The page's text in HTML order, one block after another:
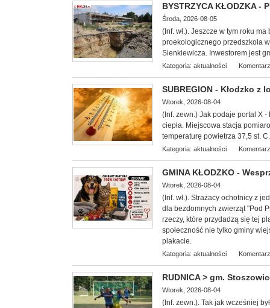
BYSTRZYCA KŁODZKA -
Środa, 2026-08-05
(Inf. wł.). Jeszcze w tym roku ma
proekologicznego przedszkola
Sienkiewicza. Inwestorem jest
Kategoria: aktualności
SUBREGION - Kłodzko z
Wtorek, 2026-08-04
(Inf. zewn.) Jak podaje portal X -
ciepła. Miejscowa stacja
temperaturę powietrza 37,5 st.
Kategoria: aktualności
GMINA KŁODZKO -
Wtorek, 2026-08-04
(Inf. wł.). Strażacy ochotnicy z
dla bezdomnych zwierząt "Pod
rzeczy, które przydadzą się tej
społeczność nie tylko gminy
plakacie.
Kategoria: aktualności
RUDNICA > gm.
Wtorek, 2026-08-04
(Inf. zewn.). Tak jak wcześniej